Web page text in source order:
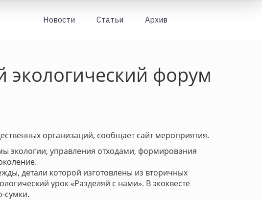
Новости Статьи Архив
экологический форум
организаций, сообщает сайт мероприятия.
экологии, управления отходами, формирования
детали которой изготовлены из вторичных
урок «Разделяй с нами». В экоквесте
сумки.